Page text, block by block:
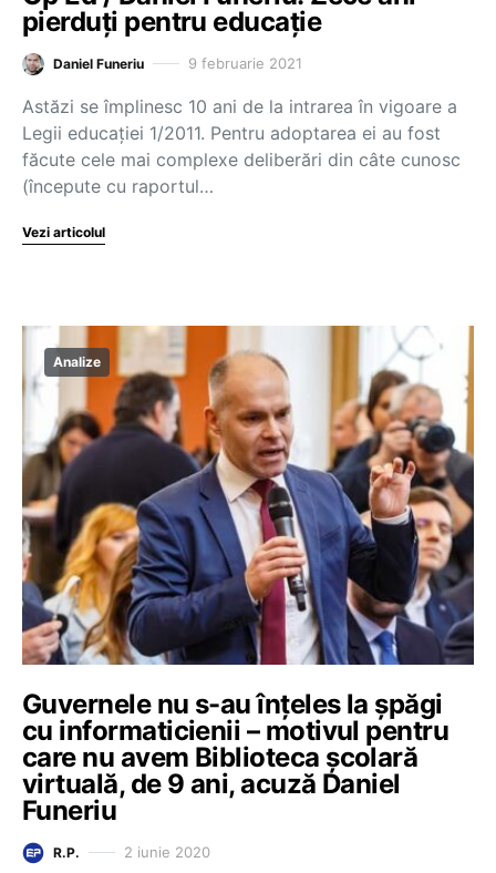
pierduți pentru educație
Daniel Funeriu 9 februarie 2021
Astăzi se împlinesc 10 ani de la intrarea în vigoare a
Legii educației 1/2011. Pentru adoptarea ei au fost
făcute cele mai complexe deliberări din câte cunosc
(începute cu raportul…
Vezi articolul
Analize
Guvernele nu s-au înțeles la șpăgi
cu informaticienii – motivul pentru
care nu avem Biblioteca școlară
virtuală, de 9 ani, acuză Daniel
Funeriu
R.P. 2 iunie 2020